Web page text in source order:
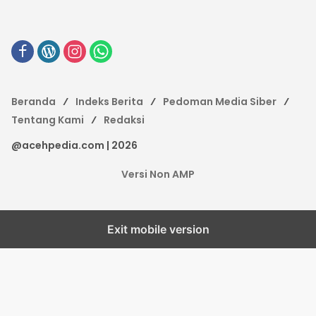
Beranda Indeks Berita
Pedoman Media Siber
Tentang Kami
Redaksi
@acehpedia.com | 2026
Versi Non AMP
Exit mobile version